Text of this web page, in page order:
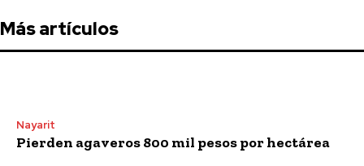
Más artículos
Nayarit
Pierden agaveros 800 mil pesos por hectárea